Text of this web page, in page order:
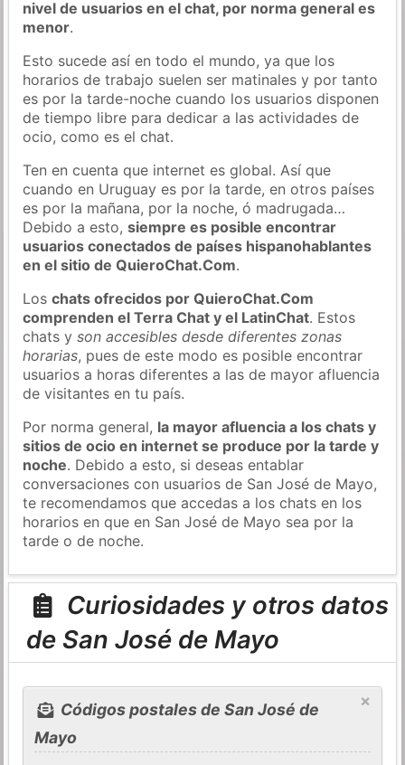
nivel de usuarios en el chat, por norma general es
menor.
Esto sucede así en todo el mundo, ya que los
horarios de trabajo suelen ser matinales y por tanto
es por la tarde-noche cuando los usuarios disponen
de tiempo libre para dedicar a las actividades de
ocio, como es el chat.
Ten en cuenta que internet es global. Así que
cuando en Uruguay es por la tarde, en otros países
es por la mañana, por la noche, ó madrugada…
Debido a esto,siempre es posible encontrar
usuarios conectados de países hispanohablantes
en el sitio de QuieroChat.Com.
Loschats ofrecidos por QuieroChat.Com
comprenden el Terra Chat y el LatinChat. Estos
chats yson accesibles desde diferentes zonas
horarias, pues de este modo es posible encontrar
usuarios a horas diferentes a las de mayor afluencia
de visitantes en tu país.
Por norma general, la mayor afluencia a los chats y
sitios de ocio en internet se produce por la tarde y
noche. Debido a esto, si deseas entablar
conversaciones con usuarios de San José de Mayo,
te recomendamos que accedas a los chats en los
horarios en que en San José de Mayo sea por la
tarde o de noche.
Curiosidades y otros datos
de San José de Mayo
×
Códigos postales de San José de
Mayo